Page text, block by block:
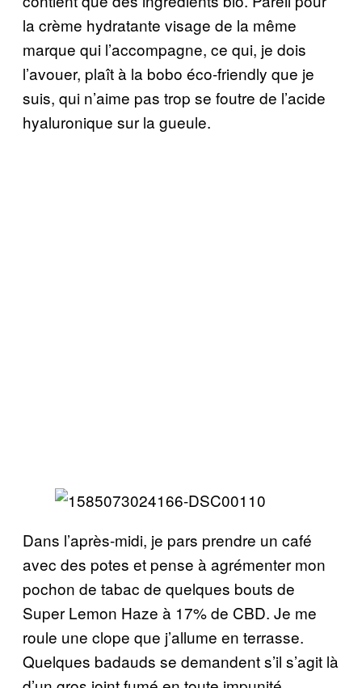
la crème hydratante visage de la même
marque qui l’accompagne, ce qui, je dois
l’avouer, plaît à la bobo éco-friendly que je
suis, qui n’aime pas trop se foutre de l’acide
hyaluronique sur la gueule.
Dans l’après-midi, je pars prendre un café
avec des potes et pense à agrémenter mon
pochon de tabac de quelques bouts de
Super Lemon Haze à 17% de CBD. Je me
roule une clope que j’allume en terrasse.
Quelques badauds se demandent s’il s’agit là